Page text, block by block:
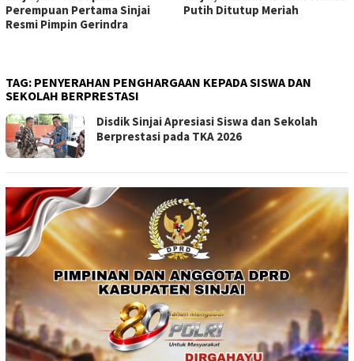
Perempuan Pertama Sinjai
Resmi Pimpin Gerindra
Putih Ditutup Meriah
TAG: PENYERAHAN PENGHARGAAN KEPADA SISWA DAN
SEKOLAH BERPRESTASI
Disdik Sinjai Apresiasi Siswa dan Sekolah
Berprestasi pada TKA 2026